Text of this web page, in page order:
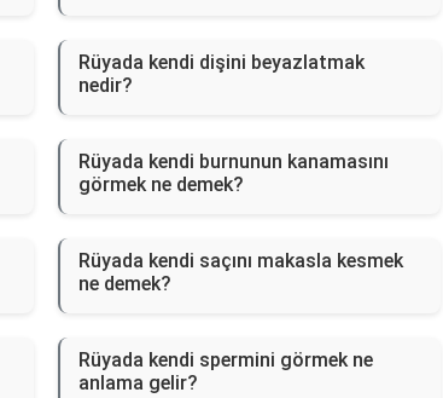
Rüyada kendi dişini beyazlatmak
nedir?
Rüyada kendi burnunun kanamasını
görmek ne demek?
Rüyada kendi saçını makasla kesmek
ne demek?
Rüyada kendi spermini görmek ne
anlama gelir?